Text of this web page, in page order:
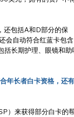
还包括A和D部分的保
会自动符合红蓝卡包含
括长期护理、眼镜和助
年长者白卡资格，还有
）来获得部分白卡的